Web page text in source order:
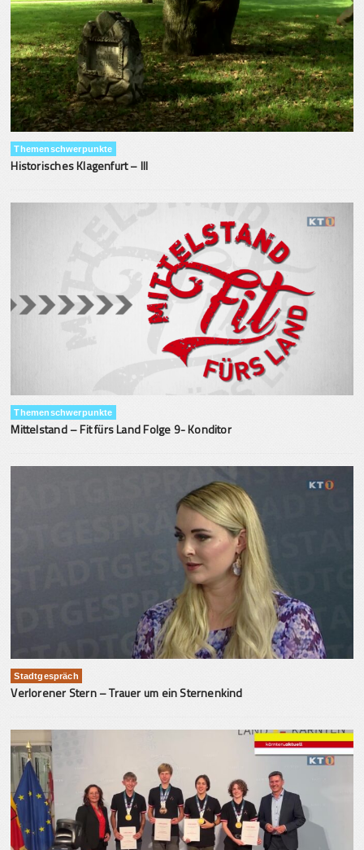
Themenschwerpunkte
Historisches Klagenfurt – III
Themenschwerpunkte
Mittelstand – Fit fürs Land Folge 9- Konditor
Stadtgespräch
Verlorener Stern – Trauer um ein Sternenkind